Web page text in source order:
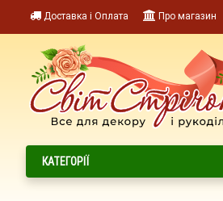
Доставка і Оплата Про магазин
КАТЕГОРІЇ